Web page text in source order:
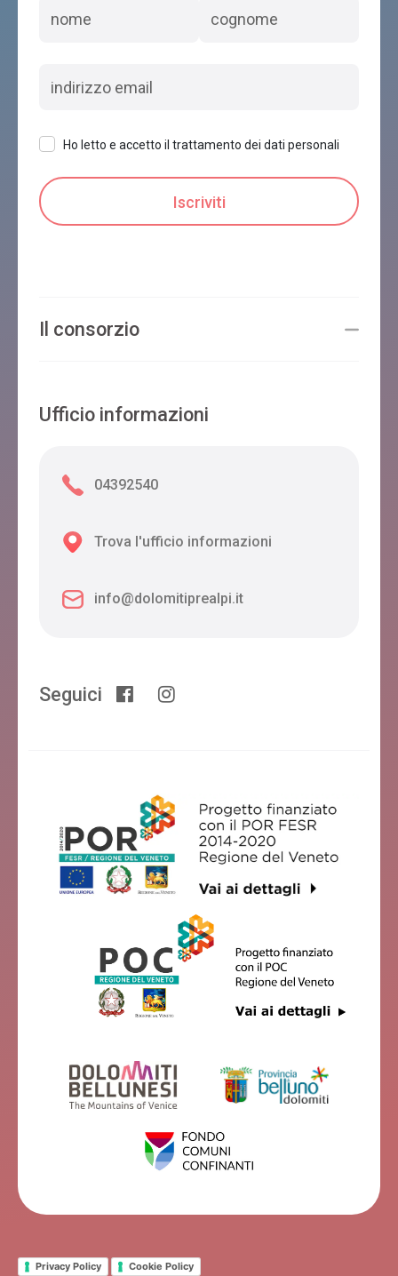
Ho letto e accetto il trattamento dei dati personali
Il consorzio
Ufficio informazioni
04392540
Trova l'ufficio informazioni
info@dolomitiprealpi.it
Seguici
Privacy Policy Cookie Policy